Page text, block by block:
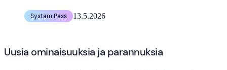
Systam Pass 13.5.2026
Uusia ominaisuuksia ja parannuksia